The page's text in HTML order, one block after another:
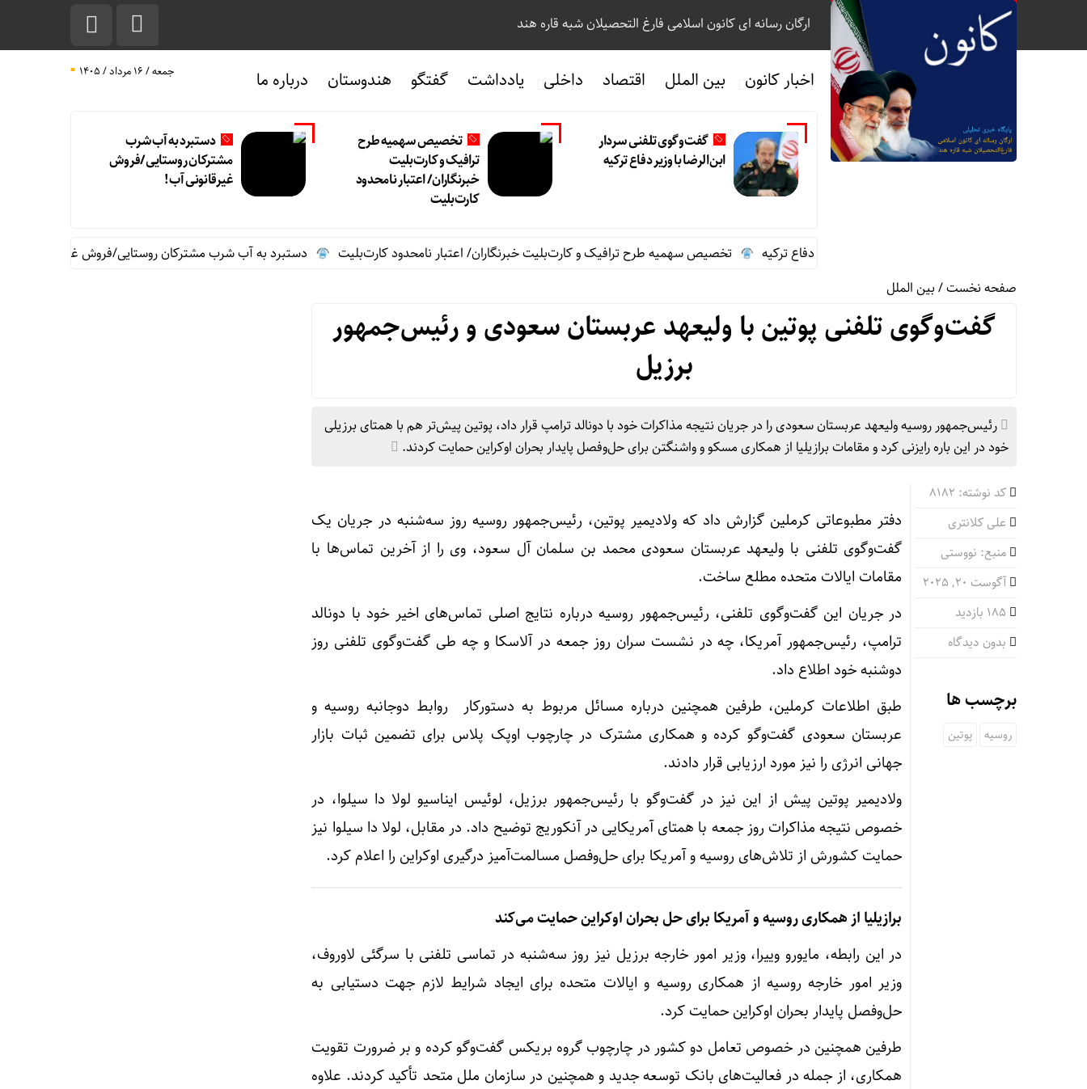
ارگان رسانه ای کانون اسلامی فارغ التحصیلان شبه قاره هند
اخبار کانون بین الملل اقتصاد داخلی یادداشت گفتگو هندوستان درباره ما جمعه / ۱۶ مرداد / ۱۴۰۵
گفت‌وگوی تلفنی سردار
ابن‌الرضا با وزیر دفاع ترکیه
تخصیص سهمیه طرح
ترافیک و کارت‌بلیت
خبرنگاران/ اعتبار نامحدود
کارت‌بلیت
دستبرد به آب شرب
مشترکان روستایی/فروش
غیرقانونی آب!
گفت‌وگوی تلفنی سردار ابن‌الرضا با وزیر دفاع ترکیه تخصیص سهمیه طرح ترافیک و کارت‌بلیت خبرنگاران/ اعتبار نامحدود کارت‌بلیت دستبرد به آب شرب مشترکان روستایی/فروش غیرقانونی آب!
صفحه نخست/بین الملل
گفت‌وگوی تلفنی پوتین با ولیعهد عربستان سعودی و رئیس‌جمهور
برزیل
رئیس‌جمهور روسیه ولیعهد عربستان سعودی را در جریان نتیجه مذاکرات خود با دونالد ترامپ قرار داد، پوتین پیش‌تر هم با همتای برزیلی
خود در این باره رایزنی کرد و مقامات برازیلیا از همکاری مسکو و واشنگتن برای حل‌وفصل پایدار بحران اوکراین حمایت کردند.
کد نوشته: 8182
علی کلانتری
منبع: نووستی
آگوست 20, 2025
بدون دیدگاه
برچسب ها
روسیه پوتین
دفتر مطبوعاتی کرملین گزارش داد که ولادیمیر پوتین، رئیس‌جمهور روسیه روز سه‌شنبه در جریان یک
گفت‌وگوی تلفنی با ولیعهد عربستان سعودی محمد بن سلمان آل سعود، وی را از آخرین تماس‌ها با
مقامات ایالات متحده مطلع ساخت.
در جریان این گفت‌وگوی تلفنی، رئیس‌جمهور روسیه درباره نتایج اصلی تماس‌های اخیر خود با دونالد
ترامپ، رئیس‌جمهور آمریکا، چه در نشست سران روز جمعه در آلاسکا و چه طی گفت‌وگوی تلفنی روز
دوشنبه خود اطلاع داد.
طبق اطلاعات کرملین، طرفین همچنین درباره مسائل مربوط به دستورکار روابط دوجانبه روسیه و
عربستان سعودی گفت‌وگو کرده و همکاری مشترک در چارچوب اوپک پلاس برای تضمین ثبات بازار
جهانی انرژی را نیز مورد ارزیابی قرار دادند.
ولادیمیر پوتین پیش از این نیز در گفت‌وگو با رئیس‌جمهور برزیل، لوئیس ایناسیو لولا دا سیلوا، در
خصوص نتیجه مذاکرات روز جمعه با همتای آمریکایی در آنکوریج توضیح داد. در مقابل، لولا دا سیلوا نیز
حمایت کشورش از تلاش‌های روسیه و آمریکا برای حل‌وفصل مسالمت‌آمیز درگیری اوکراین را اعلام کرد.
برازیلیا از همکاری روسیه و آمریکا برای حل بحران اوکراین حمایت می‌کند
در این رابطه، مایورو وییرا، وزیر امور خارجه برزیل نیز روز سه‌شنبه در تماسی تلفنی با سرگئی لاوروف،
وزیر امور خارجه روسیه از همکاری روسیه و ایالات متحده برای ایجاد شرایط لازم جهت دستیابی به
حل‌وفصل پایدار بحران اوکراین حمایت کرد.
طرفین همچنین در خصوص تعامل دو کشور در چارچوب گروه بریکس گفت‌وگو کرده و بر ضرورت تقویت
همکاری، از جمله در فعالیت‌های بانک توسعه جدید و همچنین در سازمان ملل متحد تأکید کردند. علاوه